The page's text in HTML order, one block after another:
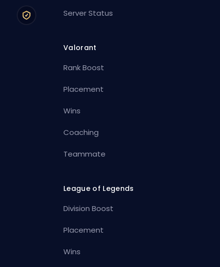
Server Status
Valorant
Rank Boost
Placement
Wins
Coaching
Teammate
League of Legends
Division Boost
Placement
Wins